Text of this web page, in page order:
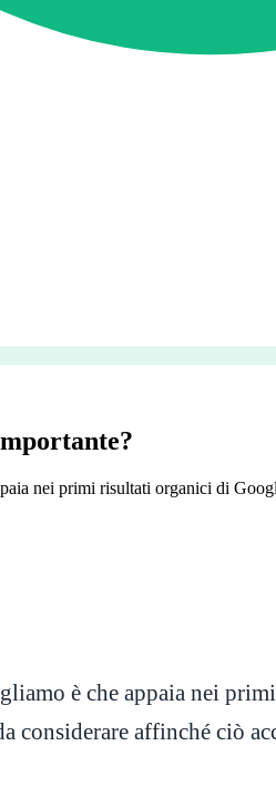
nei primi risultati organici di
è che appaia nei
considerare affinché ciò